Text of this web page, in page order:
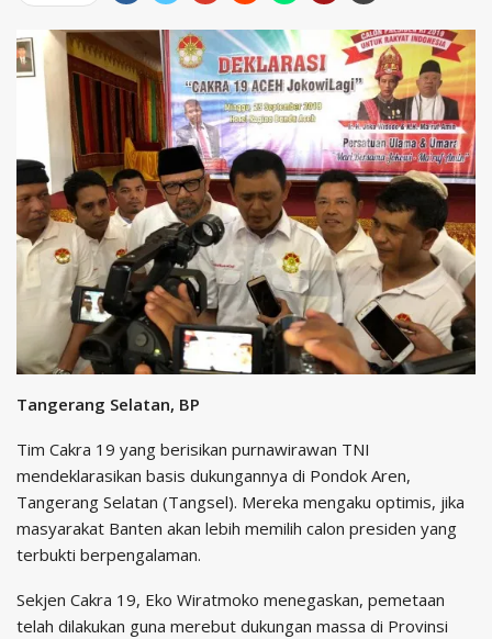
Tangerang Selatan, BP
Tim Cakra 19 yang berisikan purnawirawan TNI
mendeklarasikan basis dukungannya di Pondok Aren,
Tangerang Selatan (Tangsel). Mereka mengaku optimis, jika
masyarakat Banten akan lebih memilih calon presiden yang
terbukti berpengalaman.
Sekjen Cakra 19, Eko Wiratmoko menegaskan, pemetaan
telah dilakukan guna merebut dukungan massa di Provinsi